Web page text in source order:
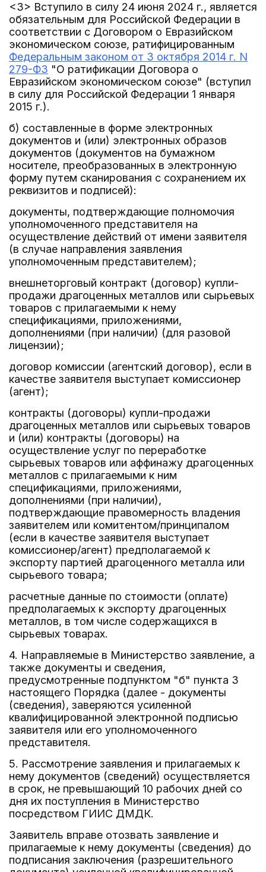
<3> Вступило в силу 24 июня 2024 г., является
обязательным для Российской Федерации в
соответствии с Договором о Евразийском
экономическом союзе, ратифицированным
Федеральным законом от 3 октября 2014 г. N
279-ФЗ "О ратификации Договора о
Евразийском экономическом союзе" (вступил
в силу для Российской Федерации 1 января
2015 г.).
б) составленные в форме электронных
документов и (или) электронных образов
документов (документов на бумажном
носителе, преобразованных в электронную
форму путем сканирования с сохранением их
реквизитов и подписей):
документы, подтверждающие полномочия
уполномоченного представителя на
осуществление действий от имени заявителя
(в случае направления заявления
уполномоченным представителем);
внешнеторговый контракт (договор) купли-
продажи драгоценных металлов или сырьевых
товаров с прилагаемыми к нему
спецификациями, приложениями,
дополнениями (при наличии) (для разовой
лицензии);
договор комиссии (агентский договор), если в
качестве заявителя выступает комиссионер
(агент);
контракты (договоры) купли-продажи
драгоценных металлов или сырьевых товаров
и (или) контракты (договоры) на
осуществление услуг по переработке
сырьевых товаров или аффинажу драгоценных
металлов с прилагаемыми к ним
спецификациями, приложениями,
дополнениями (при наличии),
подтверждающие правомерность владения
заявителем или комитентом/принципалом
(если в качестве заявителя выступает
комиссионер/агент) предполагаемой к
экспорту партией драгоценного металла или
сырьевого товара;
расчетные данные по стоимости (оплате)
предполагаемых к экспорту драгоценных
металлов, в том числе содержащихся в
сырьевых товарах.
4. Направляемые в Министерство заявление, а
также документы и сведения,
предусмотренные подпунктом "б" пункта 3
настоящего Порядка (далее - документы
(сведения), заверяются усиленной
квалифицированной электронной подписью
заявителя или его уполномоченного
представителя.
5. Рассмотрение заявления и прилагаемых к
нему документов (сведений) осуществляется
в срок, не превышающий 10 рабочих дней со
дня их поступления в Министерство
посредством ГИИС ДМДК.
Заявитель вправе отозвать заявление и
прилагаемые к нему документы (сведения) до
подписания заключения (разрешительного